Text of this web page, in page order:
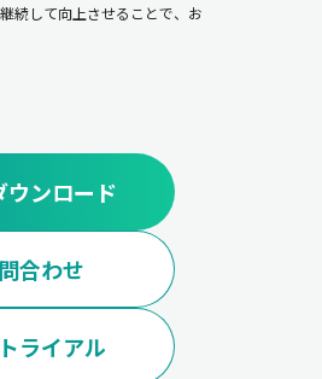
続して向上させることで、お
ウンロード
合わせ
ライアル